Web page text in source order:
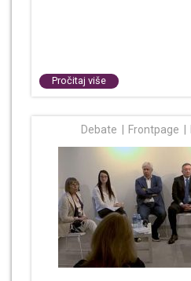
Pročitaj više
Debate Frontpage